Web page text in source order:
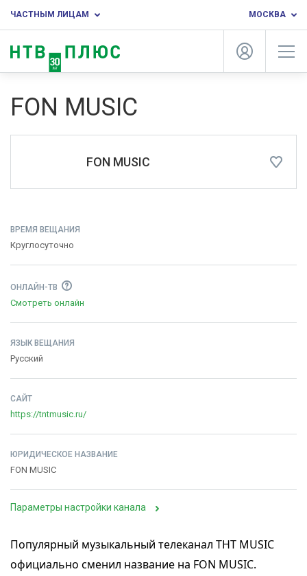
ЧАСТНЫМ ЛИЦАМ МОСКВА
FON MUSIC
FON MUSIC
ВРЕМЯ ВЕЩАНИЯ
Круглосуточно
ОНЛАЙН-ТВ
Смотреть онлайн
ЯЗЫК ВЕЩАНИЯ
Русский
САЙТ
https://tntmusic.ru/
ЮРИДИЧЕСКОЕ НАЗВАНИЕ
FON MUSIC
Параметры настройки канала
Популярный музыкальный телеканал ТНТ MUSIC
официально сменил название на FON MUSIC.